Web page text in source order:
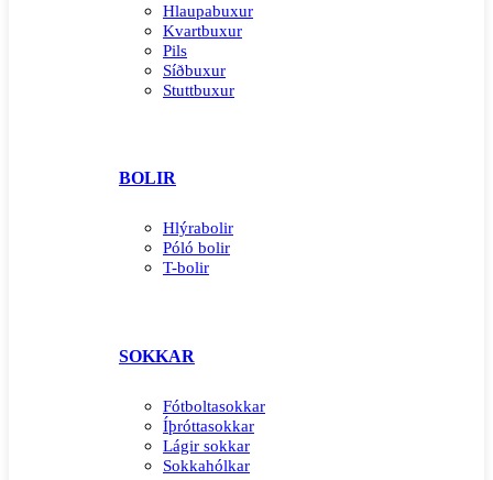
Hlaupabuxur
Kvartbuxur
Pils
Síðbuxur
Stuttbuxur
BOLIR
Hlýrabolir
Póló bolir
T-bolir
SOKKAR
Fótboltasokkar
Íþróttasokkar
Lágir sokkar
Sokkahólkar